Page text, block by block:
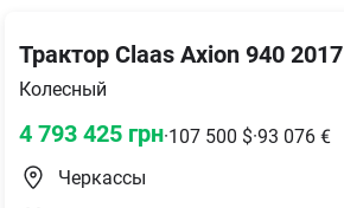
Трактор Claas Axion 940 2017
Колесный
4 793 425 грн·107 500 $·93 076 €
Черкассы